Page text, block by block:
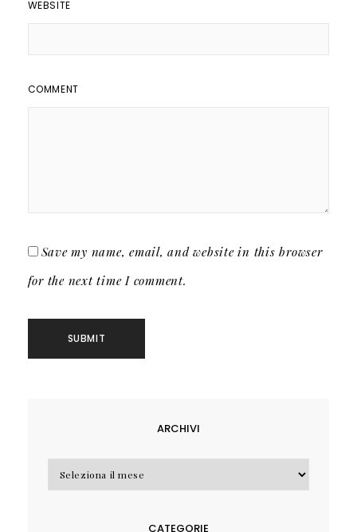
WEBSITE
COMMENT
Save my name, email, and website in this browser
for the next time I comment.
ARCHIVI
Archivi
CATEGORIE